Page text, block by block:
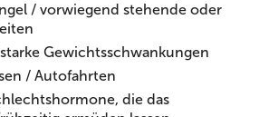
/ vorwiegend stehende oder
Gewichtsschwankungen
/ Autofahrten
die das